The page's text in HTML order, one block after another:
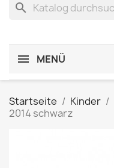
search
MENÜ
Startseite Kinder
2014 schwarz